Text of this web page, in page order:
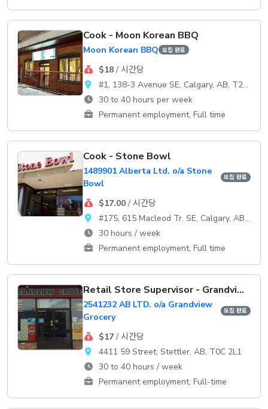
Cook - Moon Korean BBQ
Moon Korean BBQ 모집 완료
$18/ 시간당
#1, 138-3 Avenue SE, Calgary, AB, T2G 0B7
30 to 40 hours per week
Permanent employment, Full time
Cook - Stone Bowl
1489901 Alberta Ltd. o/a Stone
Bowl
모집 완료
$17.00/ 시간당
#175, 615 Macleod Tr. SE, Calgary, AB, T2G 4T8
30 hours / week
Permanent employment, Full time
Retail Store Supervisor - Grandview Grocery
2541232 AB LTD. o/a Grandview
Grocery
모집 완료
$17/ 시간당
4411 59 Street, Stettler, AB, T0C 2L1
30 to 40 hours / week
Permanent employment, Full-time